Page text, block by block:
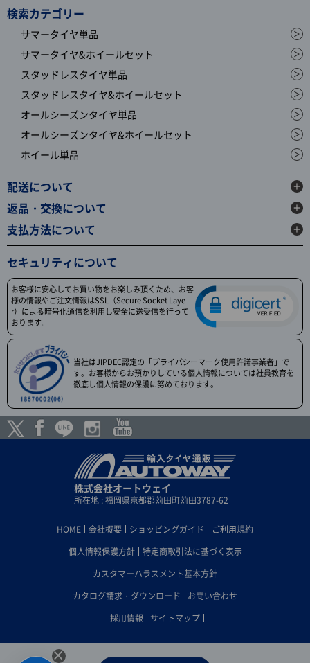
検索カテゴリー
サマータイヤ単品
サマータイヤ&ホイールセット
スタッドレスタイヤ単品
スタッドレスタイヤ&ホイールセット
オールシーズンタイヤ単品
オールシーズンタイヤ&ホイールセット
ホイール単品
配送について
返品・交換について
支払方法について
セキュリティについて
お客様に安心してお買い物をお楽しみ頂くため、お客
様の情報やご注文情報はSSL（Secure Socket Laye
r）による暗号化通信を利用し安全に送受信を行って
おります。
当社はJIPDEC認定の「プライバシーマーク使用許諾事業者」で
す。お客様からお預かりしている個人情報については社員教育を
徹底し個人情報の保護に努めております。
株式会社オートウェイ
所在地 : 福岡県京都郡苅田町苅田3787-62
HOME 会社概要 ショッピングガイド
ご利用規約
個人情報保護方針
特定商取引法に基づく表示
カスタマーハラスメント基本方針
カタログ請求・ダウンロード
お問い合わせ
採用情報
サイトマップ
×